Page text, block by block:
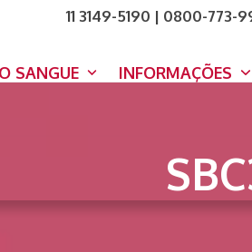
11 3149-5190 | 0800-773-
SANGUE INFORMAÇÕES